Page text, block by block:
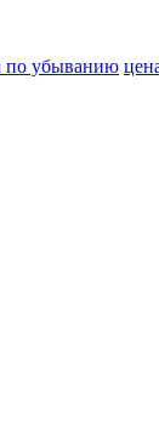
по убыванию